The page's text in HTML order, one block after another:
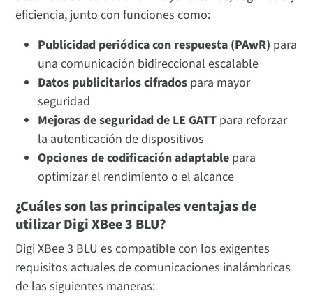
eficiencia, junto con funciones como:
Publicidad periódica con respuesta (PAwR) para
una comunicación bidireccional escalable
Datos publicitarios cifrados para mayor
seguridad
Mejoras de seguridad de LE GATT para reforzar
la autenticación de dispositivos
Opciones de codificación adaptable para
optimizar el rendimiento o el alcance
¿Cuáles son las principales ventajas de
utilizar Digi XBee 3 BLU?
Digi XBee 3 BLU es compatible con los exigentes
requisitos actuales de comunicaciones inalámbricas
de las siguientes maneras: